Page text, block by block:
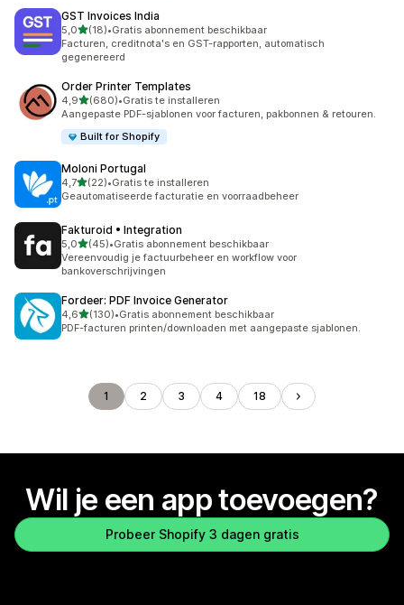
GST Invoices India
5,0van 5 sterren
(18)
18 recensies in totaal
•Gratis abonnement beschikbaar
Facturen, creditnota's en GST-rapporten, automatisch
gegenereerd
Order Printer Templates
4,9van 5 sterren
(680)
680 recensies in totaal
•Gratis te installeren
Aangepaste PDF-sjablonen voor facturen, pakbonnen & retouren.
Built for Shopify
Moloni Portugal
4,7van 5 sterren
(22)
22 recensies in totaal
•Gratis te installeren
Geautomatiseerde facturatie en voorraadbeheer
Fakturoid • Integration
5,0van 5 sterren
(45)
45 recensies in totaal
•Gratis abonnement beschikbaar
Vereenvoudig je factuurbeheer en workflow voor
bankoverschrijvingen
Fordeer: PDF Invoice Generator
4,6van 5 sterren
(130)
130 recensies in totaal
•Gratis abonnement beschikbaar
PDF-facturen printen/downloaden met aangepaste sjablonen.
1 2 3 4 18
Wil je een app toevoegen?
Probeer Shopify 3 dagen gratis